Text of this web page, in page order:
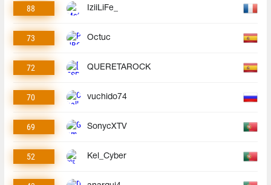
88 IziiLiFe_
73 Octuc
72 QUERETAROCK
70 vuchido74
69 SonycXTV
52 Kel_Cyber